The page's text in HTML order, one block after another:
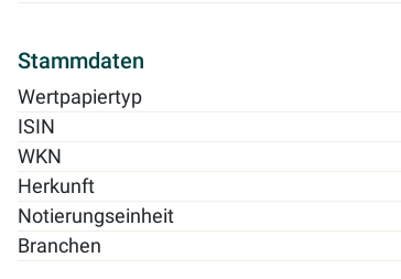
Stammdaten
Wertpapiertyp
ISIN
WKN
Herkunft
Notierungseinheit
Branchen